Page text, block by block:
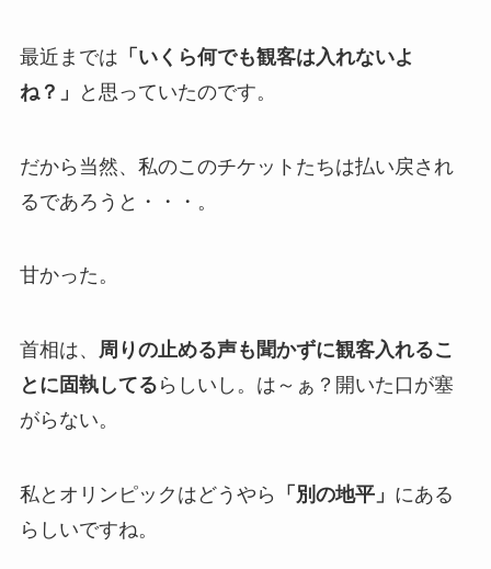
最近までは 「いくら何でも観客は入れないよ
ね？」
と思っていたのです。
だから当然、私のこのチケットたちは払い戻され
るであろうと・・・。
甘かった。
首相は、 周りの止める声も聞かずに観客入れるこ
とに固執してる らしいし。は～ぁ？開いた口が塞
がらない。
私とオリンピックはどうやら 「別の地平」 にある
らしいですね。